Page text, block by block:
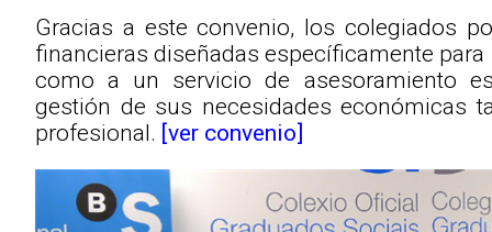
Gracias a este convenio, los colegiados
financieras diseñadas específicamente
como a un servicio de asesoramiento
gestión de sus necesidades económicas
profesional. [ver convenio]